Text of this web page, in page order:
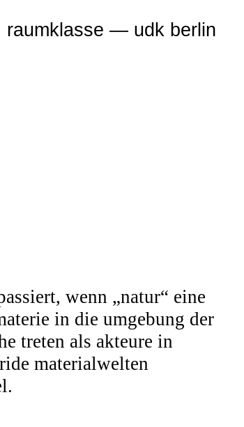
wenn „natur“ eine
in die umgebung der
treten als akteure in
materialwelten